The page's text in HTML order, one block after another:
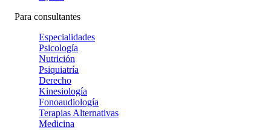
Para consultantes
Especialidades
Psicología
Nutrición
Psiquiatría
Derecho
Kinesiología
Fonoaudiología
Terapias Alternativas
Medicina